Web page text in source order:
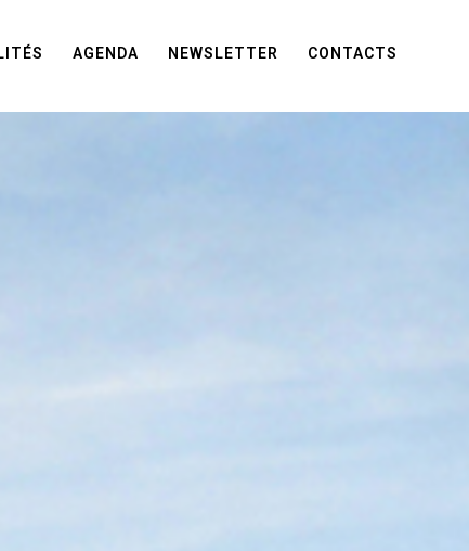
AGENDA NEWSLETTER CONTACTS